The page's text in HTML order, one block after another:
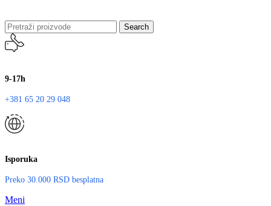
Search
9-17h
+381 65 20 29 048
Isporuka
Preko 30.000 RSD besplatna
Meni